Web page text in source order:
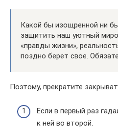
Какой бы изощренной ни
защитить наш уютный
«правды жизни»,
поздно берет свое.
Поэтому, прекратите
Если в первый раз
к ней во второй.